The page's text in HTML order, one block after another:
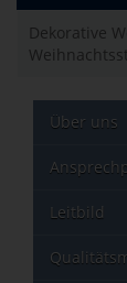
Dekorative
Über uns
Leitbild